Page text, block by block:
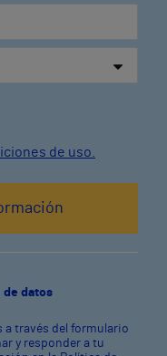
de uso.
de datos
a través del formulario
y responder a tu